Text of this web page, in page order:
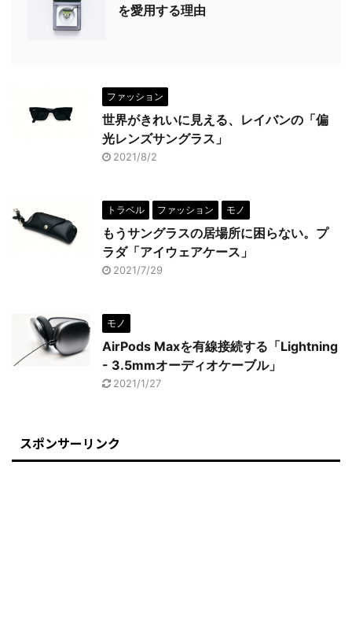
を愛用する理由
ファッション
世界がきれいに見える、レイバンの「偏
光レンズサングラス」
2021/8/2
トラベル ファッション モノ
もうサングラスの居場所に困らない。プ
ラダ「アイウェアケース」
2021/7/29
モノ
AirPods Maxを有線接続する「Lightning
- 3.5mmオーディオケーブル」
2021/1/27
スポンサーリンク